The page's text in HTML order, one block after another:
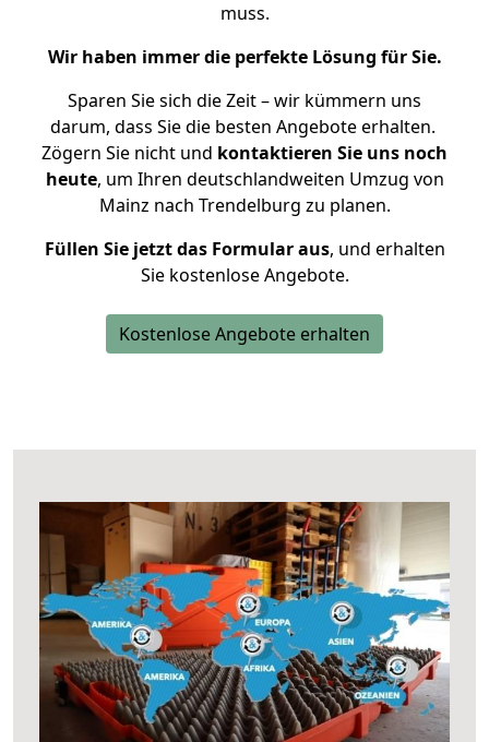
muss.
Wir haben immer die perfekte Lösung für Sie.
Sparen Sie sich die Zeit – wir kümmern uns
darum, dass Sie die besten Angebote erhalten.
Zögern Sie nicht und kontaktieren Sie uns noch
heute, um Ihren deutschlandweiten Umzug von
Mainz nach Trendelburg zu planen.
Füllen Sie jetzt das Formular aus, und erhalten
Sie kostenlose Angebote.
Kostenlose Angebote erhalten